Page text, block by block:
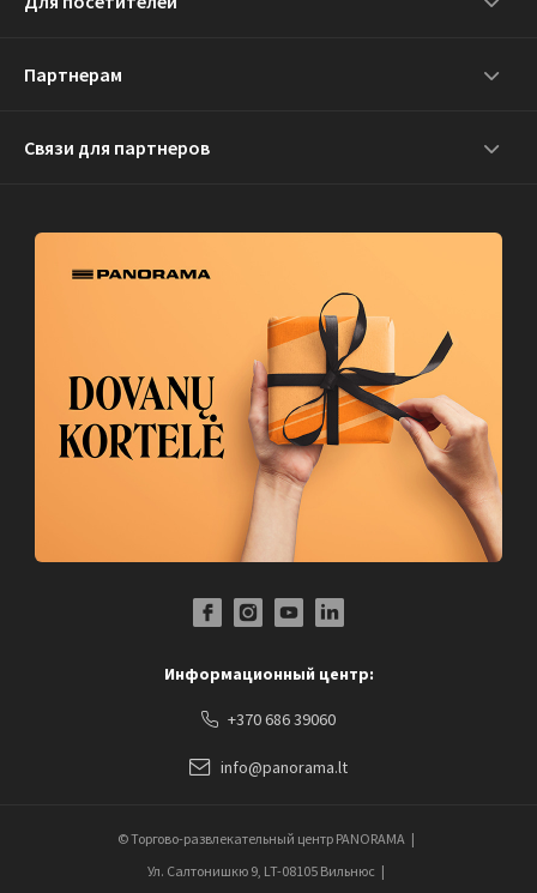
Партнерам
Связи для партнеров
Информационный центр:
+370 686 39060
info@panorama.lt
© Торгово-развлекательный центр PANORAMA
Ул. Салтонишкю 9, LT-08105 Вильнюс